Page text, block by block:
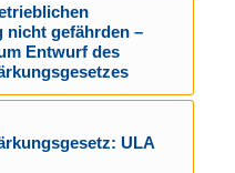
gefährden –
Entwurf des
ULA